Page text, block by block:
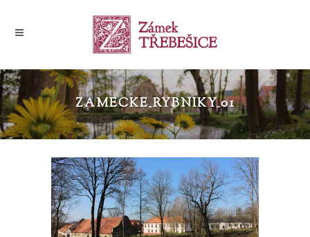
ZAMECKE_RYBNIKY_01